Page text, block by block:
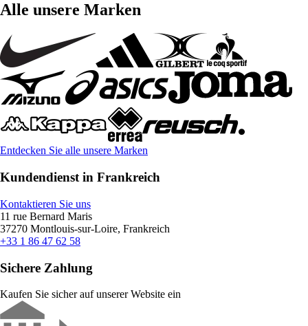
Alle unsere Marken
Entdecken Sie alle unsere Marken
Kundendienst in Frankreich
Kontaktieren Sie uns
11 rue Bernard Maris
37270 Montlouis-sur-Loire, Frankreich
+33 1 86 47 62 58
Sichere Zahlung
Kaufen Sie sicher auf unserer Website ein